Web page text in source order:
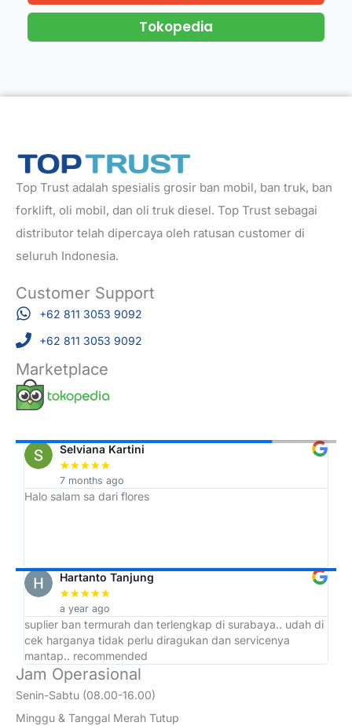
Tokopedia
Top Trust adalah spesialis grosir ban mobil, ban truk, ban
forklift, oli mobil, dan oli truk diesel. Top Trust sebagai
distributor telah dipercaya oleh ratusan customer di
seluruh Indonesia.
Customer Support
+62 811 3053 9092
+62 811 3053 9092
Marketplace
Selviana Kartini
★★★★★
7 months ago
Halo salam sa dari flores
Hartanto Tanjung
★★★★★
a year ago
suplier ban termurah dan terlengkap di surabaya.. udah di
cek harganya tidak perlu diragukan dan servicenya
mantap.. recommended
Jam Operasional
Senin-Sabtu (08.00-16.00)
Minggu & Tanggal Merah Tutup